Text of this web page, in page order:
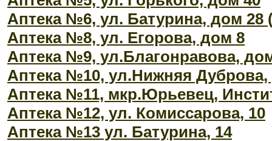
Аптека №6, ул. Батурина, дом 28
Аптека №8, ул. Егорова, дом 8
Аптека №9, ул.Благонравова,
Аптека №10, ул.Нижняя Дуброва,
Аптека №11, мкр.Юрьевец,
Аптека №12, ул. Комиссарова, 10
Аптека №13 ул. Батурина, 14